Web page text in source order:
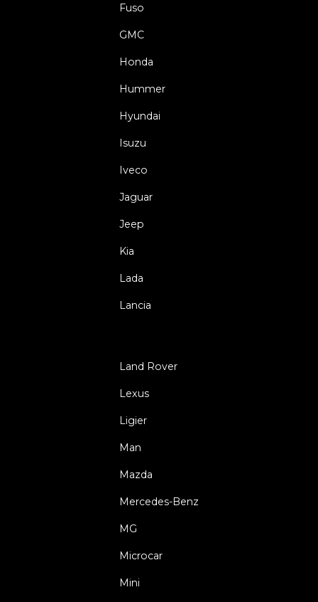
Fuso
GMC
Honda
Hummer
Hyundai
Isuzu
Iveco
Jaguar
Jeep
Kia
Lada
Lancia
Land Rover
Lexus
Ligier
Man
Mazda
Mercedes-Benz
MG
Microcar
Mini